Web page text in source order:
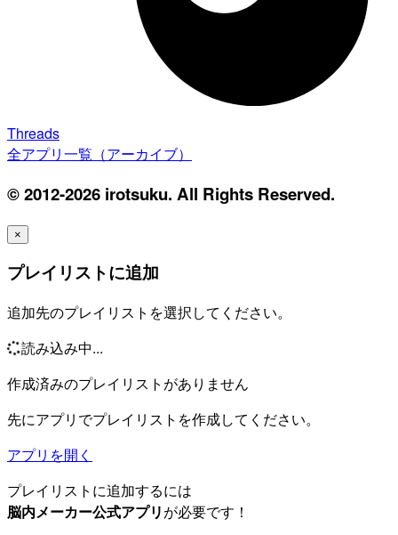
Threads
全アプリ一覧（アーカイブ）
© 2012-2026 irotsuku. All Rights Reserved.
×
プレイリストに追加
追加先のプレイリストを選択してください。
読み込み中...
作成済みのプレイリストがありません
先にアプリでプレイリストを作成してください。
アプリを開く
プレイリストに追加するには
脳内メーカー公式アプリが必要です！